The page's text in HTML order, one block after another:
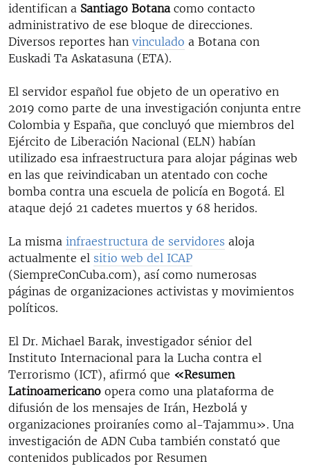
identifican a Santiago Botana como contacto
administrativo de ese bloque de direcciones.
Diversos reportes han vinculado a Botana con
Euskadi Ta Askatasuna (ETA).
El servidor español fue objeto de un operativo en
2019 como parte de una investigación conjunta entre
Colombia y España, que concluyó que miembros del
Ejército de Liberación Nacional (ELN) habían
utilizado esa infraestructura para alojar páginas web
en las que reivindicaban un atentado con coche
bomba contra una escuela de policía en Bogotá. El
ataque dejó 21 cadetes muertos y 68 heridos.
La misma infraestructura de servidores aloja
actualmente el sitio web del ICAP
(SiempreConCuba.com), así como numerosas
páginas de organizaciones activistas y movimientos
políticos.
El Dr. Michael Barak, investigador sénior del
Instituto Internacional para la Lucha contra el
Terrorismo (ICT), afirmó que «Resumen
Latinoamericano opera como una plataforma de
difusión de los mensajes de Irán, Hezbolá y
organizaciones proiraníes como al-Tajammu». Una
investigación de ADN Cuba también constató que
contenidos publicados por Resumen